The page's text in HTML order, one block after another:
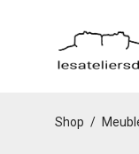
Shop /